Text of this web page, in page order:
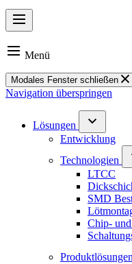
Menü
Modales Fenster schließen
Navigation überspringen
Lösungen
Entwicklung
Technologien
LTCC
SMD
Chip-
Produktlösungen